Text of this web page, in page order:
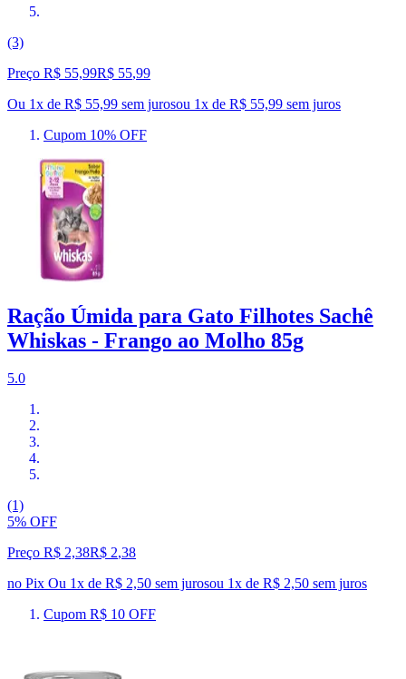
(3)
Preço R$ 55,99R$ 55,99
Ou 1x de R$ 55,99 sem jurosou 1x de R$ 55,99 sem juros
Cupom 10% OFF
Ração Úmida para Gato Filhotes Sachê
Whiskas - Frango ao Molho 85g
5.0
(1)
5% OFF
Preço R$ 2,38R$ 2,38
no Pix Ou 1x de R$ 2,50 sem jurosou 1x de R$ 2,50 sem juros
Cupom R$ 10 OFF